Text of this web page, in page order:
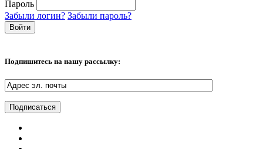
Пароль
Забыли логин? Забыли пароль?
Подпишитесь на нашу рассылку: